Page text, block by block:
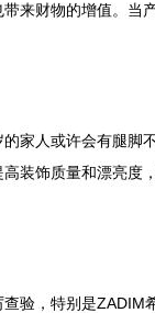
财物的增值。当
人或许会有腿脚
装饰质量和漂亮
，特别是ZADIM